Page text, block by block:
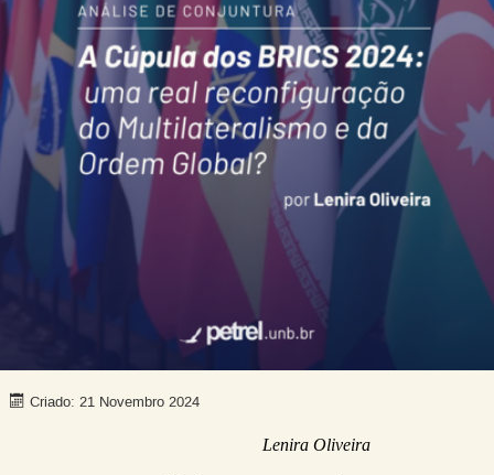
Criado: 21 Novembro 2024
Lenira Oliveira